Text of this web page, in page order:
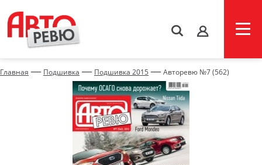
s
Главная — Подшивка — Подшивка 2015 — Авторевю №7 (562)